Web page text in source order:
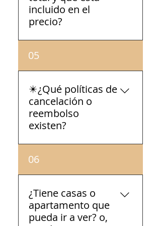
'Información a mostrar'.
incluido en el
precio?
Los precios en Whatsapp
05
✴️¿Qué políticas de
cancelación o
reembolso
existen?
Proceso de Reserva Para
reservar tu consulta,
completa el formulario en
nuestra página web y
recibirás confirmación por
correo electrónico y
06
¿Tiene casas o
apartamento que
pueda ir a ver? o,